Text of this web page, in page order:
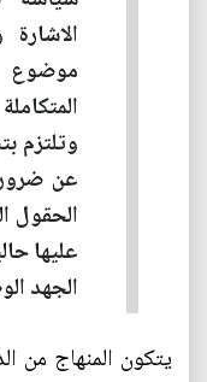
وتلتزم
عن
الحقول
عليها
الجهد
يتكون المنهاج من